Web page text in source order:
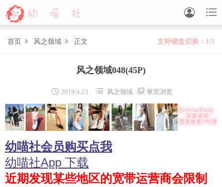


FREE LOVEPLUS R15 SSR
森萝财团视频
木花琳琳是勇者写真 木花琳琳是勇者视频
风之领域
首页  风之领域  正文 支持键盘切换：1/5
风之领域048(45P)
 2019.4.23  风之领域  单页浏览
幼喵社会员购买点我
幼喵社App 下载
近期发现某些地区的宽带运营商会限制